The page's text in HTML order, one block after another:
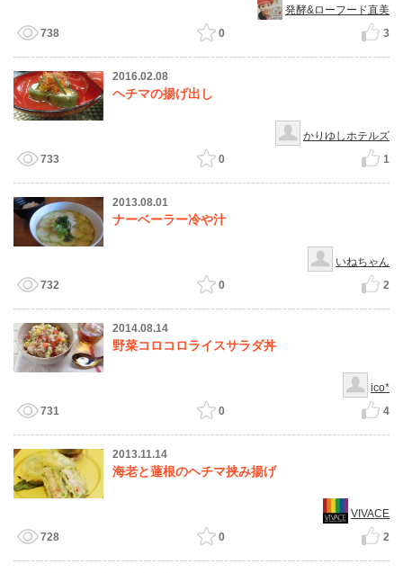
発酵&ローフード直美
738
0 3
2016.02.08
ヘチマの揚げ出し
かりゆしホテルズ
733
0 1
2013.08.01
ナーベーラー冷や汁
いねちゃん
732
0 2
2014.08.14
野菜コロコロライスサラダ丼
ico*
731
0 4
2013.11.14
海老と蓮根のヘチマ挟み揚げ
VIVACE
728
0 2